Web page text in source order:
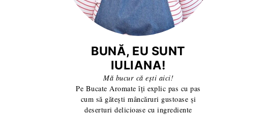
BUNĂ, EU SUNT
IULIANA!
Mă bucur că ești aici!
Pe Bucate Aromate îți explic pas cu pas
cum să gătești mâncăruri gustoase și
deserturi delicioase cu ingrediente